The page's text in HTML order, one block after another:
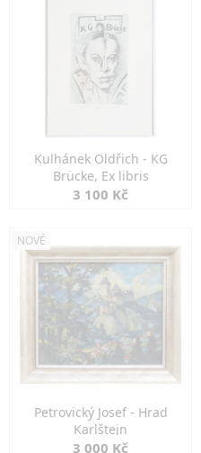
Kulhánek Oldřich - KG
Brücke, Ex libris
3 100 Kč
NOVÉ
Petrovický Josef - Hrad
Karlštejn
3 000 Kč